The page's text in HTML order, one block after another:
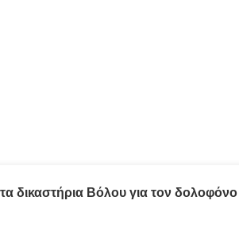
δικαστήρια Βόλου για τον